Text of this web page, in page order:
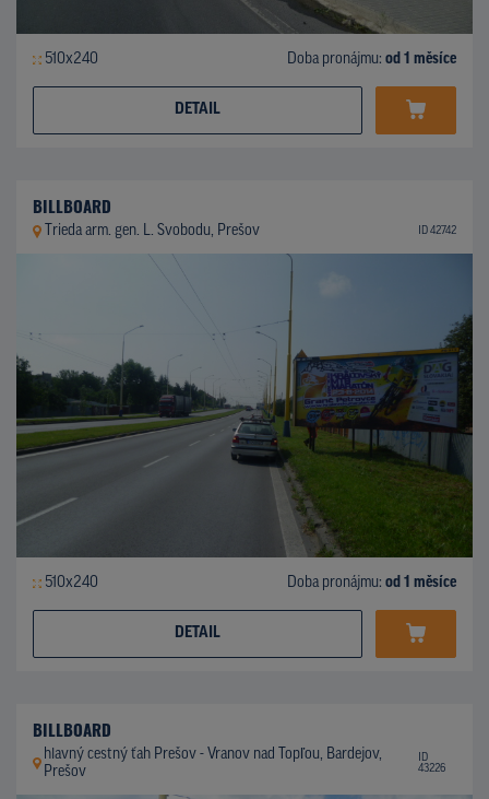
510x240 Doba pronájmu: od 1 měsíce
DETAIL
BILLBOARD
Trieda arm. gen. L. Svobodu, Prešov ID 42742
510x240 Doba pronájmu: od 1 měsíce
DETAIL
BILLBOARD
hlavný cestný ťah Prešov - Vranov nad Topľou, Bardejov,
Prešov
ID
43226